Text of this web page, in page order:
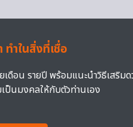
ำในสิ่งที่เชื่อ
เดือน รายปี พร้อมแนะนำวิธีเสริมด
ป็นมงคลให้กับตัวท่านเอง